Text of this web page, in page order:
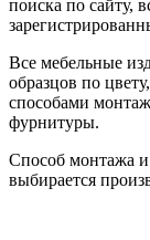
поиска по сайту,
Все мебельные
образцов по
способами
фурнитуры.
Способ монтажа
выбирается